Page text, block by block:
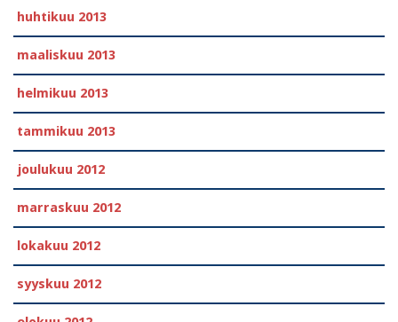
huhtikuu 2013
maaliskuu 2013
helmikuu 2013
tammikuu 2013
joulukuu 2012
marraskuu 2012
lokakuu 2012
syyskuu 2012